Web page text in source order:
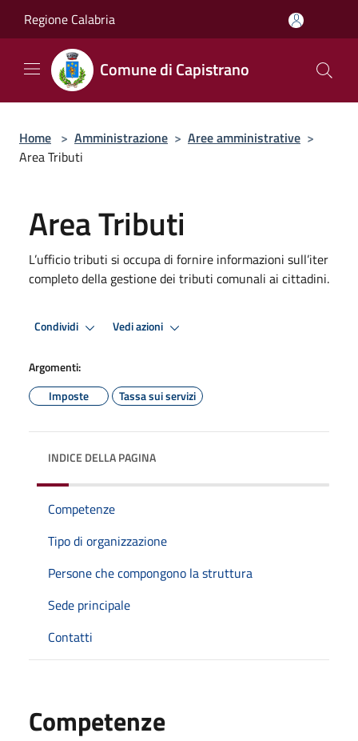
Regione Calabria
Comune di Capistrano
Home > Amministrazione > Aree amministrative >
Area Tributi
Area Tributi
L’ufficio tributi si occupa di fornire informazioni sull’iter
completo della gestione dei tributi comunali ai cittadini.
Condividi Vedi azioni
Argomenti:
Imposte
Tassa sui servizi
INDICE DELLA PAGINA
Competenze
Tipo di organizzazione
Persone che compongono la struttura
Sede principale
Contatti
Competenze